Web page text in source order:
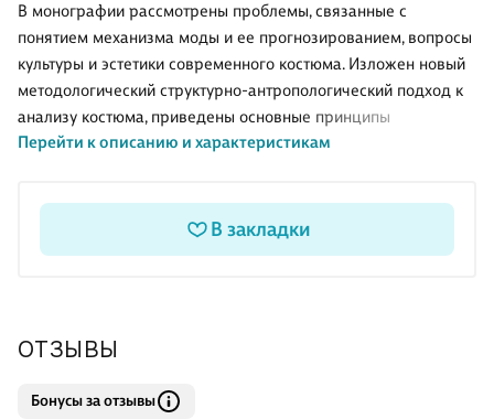
В монографии рассмотрены проблемы, связанные с
понятием механизма моды и ее прогнозированием, вопросы
культуры и эстетики современного костюма. Изложен новый
методологический структурно-антропологический подход к
анализу костюма, приведены основные принципы
построения методики художественного проектирования
занимающихся художественным проектированием одежды.
Перейти к описанию и характеристикам
В закладки
ОТЗЫВЫ
Бонусы за отзывы